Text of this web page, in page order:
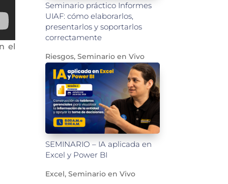
el
Seminario práctico Informes
UIAF: cómo elaborarlos,
presentarlos y soportarlos
correctamente
Riesgos,Seminario en Vivo
SEMINARIO – IA aplicada en
Excel y Power BI
Excel,Seminario en Vivo